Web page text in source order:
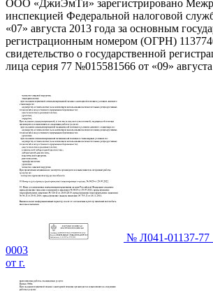
ООО «ДжиЭмТи» зарегистрировано
инспекцией Федеральной налоговой
«07» августа 2013 года за основным
регистрационным номером (ОГРН)
свидетельство о государственной
лица серия 77 №015581566 от «09»
№ Л041-01137-
0003
от г.